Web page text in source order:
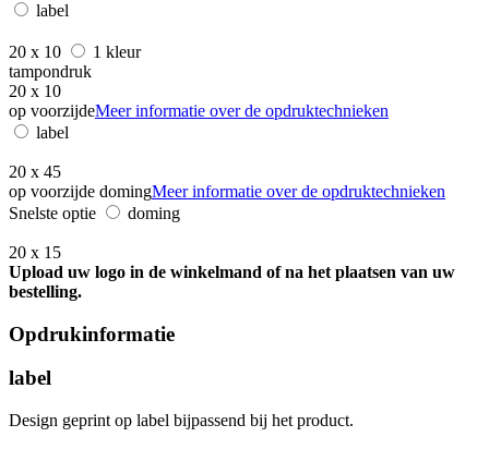
label
20 x 10
1 kleur
tampondruk
20 x 10
op voorzijdeMeer informatie over de opdruktechnieken
label
20 x 45
op voorzijde domingMeer informatie over de opdruktechnieken
Snelste optie
doming
20 x 15
Upload uw logo in de winkelmand of na het plaatsen van uw
bestelling.
Opdrukinformatie
label
Design geprint op label bijpassend bij het product.